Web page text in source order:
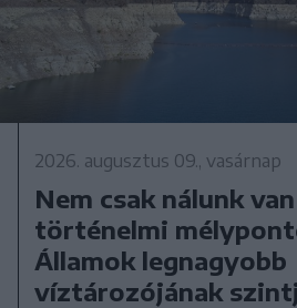
2026. augusztus 09., vasárnap
Nem csak nálunk
történelmi
Államok legnagyobb
víztározójának